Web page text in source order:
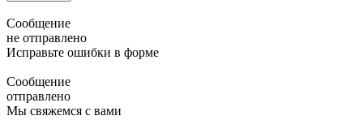
Сообщение
не отправлено
Исправьте ошибки в форме
Сообщение
отправлено
Мы свяжемся с вами